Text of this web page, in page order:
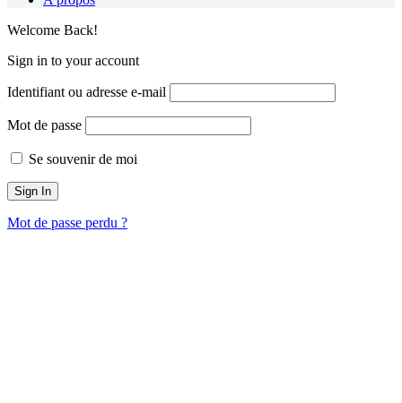
Welcome Back!
Sign in to your account
Identifiant ou adresse e-mail
Mot de passe
Se souvenir de moi
Mot de passe perdu ?